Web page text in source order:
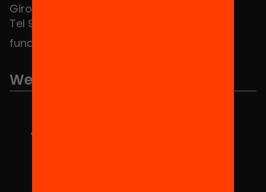
Girona 34, interior 08010 Barcelona
Tel 934 588 700
fundacio@equitat.org
We are part of...